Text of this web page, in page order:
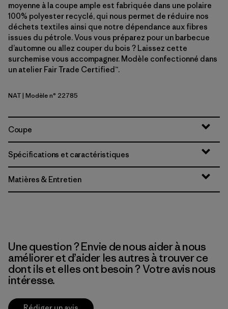
moyenne à la coupe ample est fabriquée dans une polaire
100% polyester recyclé, qui nous permet de réduire nos
déchets textiles ainsi que notre dépendance aux fibres
issues du pétrole. Vous vous préparez pour un barbecue
d’automne ou allez couper du bois ? Laissez cette
surchemise vous accompagner. Modèle confectionné dans
un atelier Fair Trade Certified™.
Natural
NAT| Modèle n° 22785
Coupe
Spécifications et caractéristiques
Matières & Entretien
Une question ? Envie de nous aider à nous
améliorer et d’aider les autres à trouver ce
dont ils et elles ont besoin ? Votre avis nous
intéresse.